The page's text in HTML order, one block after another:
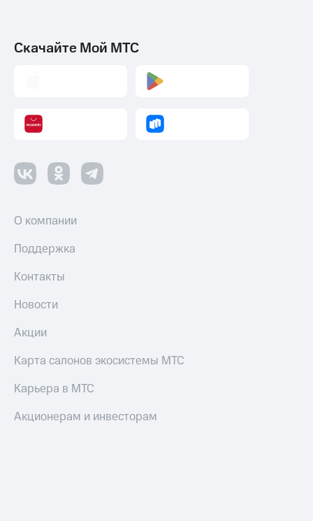
Скачайте Мой МТС
О компании
Поддержка
Контакты
Новости
Акции
Карта салонов экосистемы МТС
Карьера в МТС
Акционерам и инвесторам